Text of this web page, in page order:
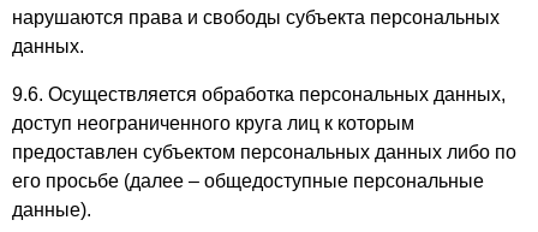
нарушаются права и свободы субъекта персональных
данных.
9.6. Осуществляется обработка персональных данных,
доступ неограниченного круга лиц к которым
предоставлен субъектом персональных данных либо по
его просьбе (далее – общедоступные персональные
данные).